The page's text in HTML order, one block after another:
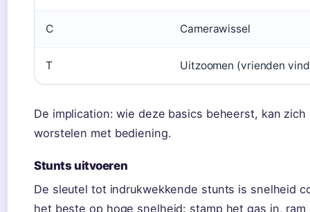
C Camerawissel
T Uitzoomen (vrienden
De implication: wie deze basics beheerst, kan
worstelen met bediening.
Stunts uitvoeren
De sleutel tot indrukwekkende stunts is snelheid
het beste op hoge snelheid: stamp het gas in,